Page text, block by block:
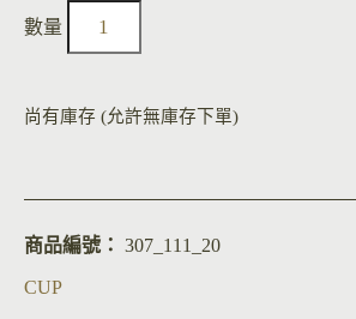
尚有庫存 (允許無庫存下單)
商品編號： 307_111_20
CUP